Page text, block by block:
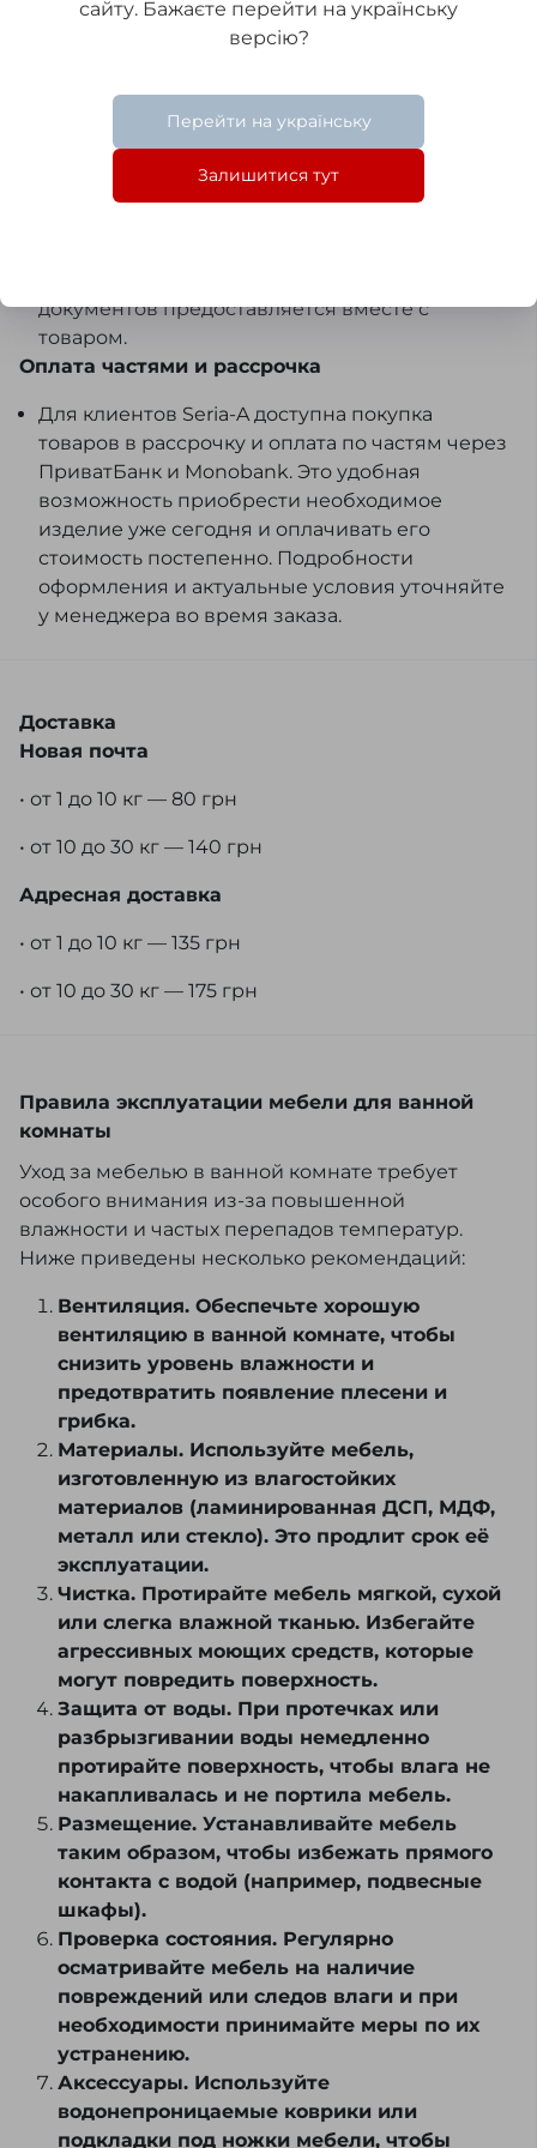
осуществляется следующим образом: после
оформления заказа мы вышлем Вам на
электронную почту либо через SMS/Viber счёт-
фактуру, которую Вы сможете оплатить в
документов предоставляется вместе с
товаром.
Оплата частями и рассрочка
Для клиентов Seria-A доступна покупка
товаров в рассрочку и оплата по частям через
ПриватБанк и Monobank. Это удобная
возможность приобрести необходимое
изделие уже сегодня и оплачивать его
стоимость постепенно. Подробности
оформления и актуальные условия уточняйте
у менеджера во время заказа.
Доставка
Новая почта
• от 1 до 10 кг — 80 грн
• от 10 до 30 кг — 140 грн
Адресная доставка
• от 1 до 10 кг — 135 грн
• от 10 до 30 кг — 175 грн
Правила эксплуатации мебели для ванной
комнаты
Уход за мебелью в ванной комнате требует
особого внимания из-за повышенной
влажности и частых перепадов температур.
Ниже приведены несколько рекомендаций:
Вентиляция. Обеспечьте хорошую
вентиляцию в ванной комнате, чтобы
снизить уровень влажности и
предотвратить появление плесени и
грибка.
Материалы. Используйте мебель,
изготовленную из влагостойких
материалов (ламинированная ДСП, МДФ,
металл или стекло). Это продлит срок её
эксплуатации.
Чистка. Протирайте мебель мягкой, сухой
или слегка влажной тканью. Избегайте
агрессивных моющих средств, которые
могут повредить поверхность.
Защита от воды. При протечках или
разбрызгивании воды немедленно
протирайте поверхность, чтобы влага не
накапливалась и не портила мебель.
Размещение. Устанавливайте мебель
таким образом, чтобы избежать прямого
контакта с водой (например, подвесные
шкафы).
Проверка состояния. Регулярно
осматривайте мебель на наличие
повреждений или следов влаги и при
необходимости принимайте меры по их
устранению.
Аксессуары. Используйте
водонепроницаемые коврики или
подкладки под ножки мебели, чтобы
сайту. Бажаєте перейти на українську
версію?
Перейти на українську
Залишитися тут